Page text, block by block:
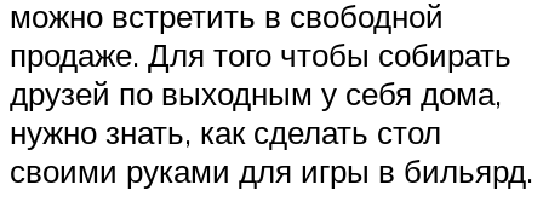
можно встретить в свободной
продаже. Для того чтобы собирать
друзей по выходным у себя дома,
нужно знать, как сделать стол
своими руками для игры в бильярд.